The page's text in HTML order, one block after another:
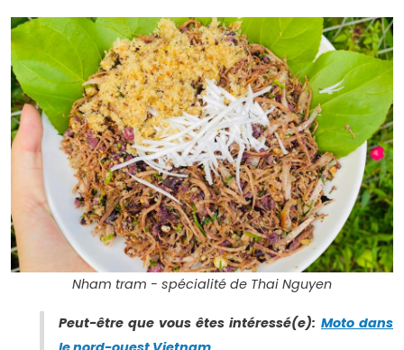
Nham tram - spécialité de Thai Nguyen
Peut-être que vous êtes intéressé(e): Moto dans